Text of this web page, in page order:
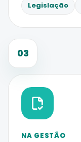
Legislação
03
NA GESTÃO